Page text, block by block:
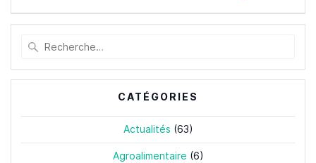
:
CATÉGORIES
Actualités (63)
Agroalimentaire (6)